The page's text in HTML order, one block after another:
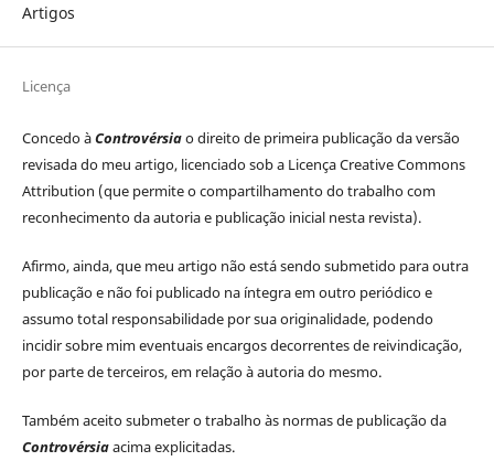
Artigos
Licença
Concedo àControvérsiao direito de primeira publicação da versão
revisada do meu artigo, licenciado sob a Licença Creative Commons
Attribution (que permite o compartilhamento do trabalho com
reconhecimento da autoria e publicação inicial nesta revista).
Afirmo, ainda, que meu artigo não está sendo submetido para outra
publicação e não foi publicado na íntegra em outro periódico e
assumo total responsabilidade por sua originalidade, podendo
incidir sobre mim eventuais encargos decorrentes de reivindicação,
por parte de terceiros, em relação à autoria do mesmo.
Também aceito submeter o trabalho às normas de publicação da
Controvérsiaacima explicitadas.